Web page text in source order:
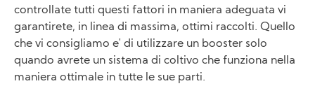
controllate tutti questi fattori in maniera adeguata vi
garantirete, in linea di massima, ottimi raccolti. Quello
che vi consigliamo e' di utilizzare un booster solo
quando avrete un sistema di coltivo che funziona nella
maniera ottimale in tutte le sue parti.